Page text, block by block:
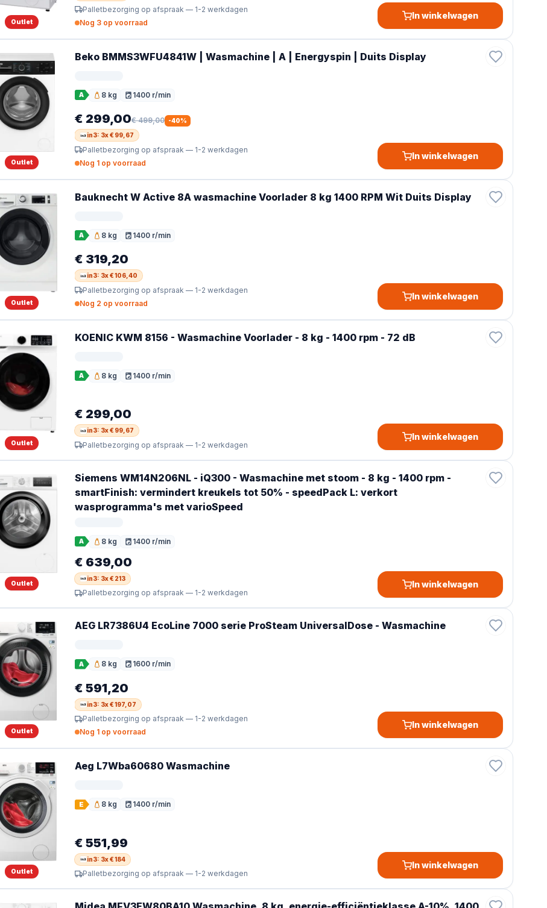
Outlet
Palletbezorging op afspraak — 1-2 werkdagen
Nog 3 op voorraad
In winkelwagen
Outlet
Beko BMMS3WFU4841W | Wasmachine | A | Energyspin | Duits Display
A 8 kg
Vulgewicht 1400 r/min
Toerental
€ 299,00€ 499,00 -40%
in3: 3x € 99,67
Palletbezorging op afspraak — 1-2 werkdagen
Nog 1 op voorraad
In winkelwagen
Outlet
Bauknecht W Active 8A wasmachine Voorlader 8 kg 1400 RPM Wit Duits Display
A 8 kg
Vulgewicht 1400 r/min
Toerental
€ 319,20
in3: 3x € 106,40
Palletbezorging op afspraak — 1-2 werkdagen
Nog 2 op voorraad
In winkelwagen
Outlet
KOENIC KWM 8156 - Wasmachine Voorlader - 8 kg - 1400 rpm - 72 dB
A 8 kg
Vulgewicht 1400 r/min
Toerental
€ 299,00
in3: 3x € 99,67
Palletbezorging op afspraak — 1-2 werkdagen
In winkelwagen
Outlet
Siemens WM14N206NL - iQ300 - Wasmachine met stoom - 8 kg - 1400 rpm -
smartFinish: vermindert kreukels tot 50% - speedPack L: verkort
wasprogramma's met varioSpeed
A 8 kg
Vulgewicht 1400 r/min
Toerental
€ 639,00
in3: 3x € 213
Palletbezorging op afspraak — 1-2 werkdagen
In winkelwagen
Outlet
AEG LR7386U4 EcoLine 7000 serie ProSteam UniversalDose - Wasmachine
A 8 kg
Vulgewicht 1600 r/min
Toerental
€ 591,20
in3: 3x € 197,07
Palletbezorging op afspraak — 1-2 werkdagen
Nog 1 op voorraad
In winkelwagen
Outlet
Aeg L7Wba60680 Wasmachine
E 8 kg
Vulgewicht 1400 r/min
Toerental
€ 551,99
in3: 3x € 184
Palletbezorging op afspraak — 1-2 werkdagen
In winkelwagen